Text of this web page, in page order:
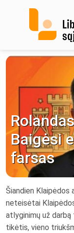
Baigėsi
farsas
Šiandien
neteisėtai
atlyginimų už
tikėtis, vieno